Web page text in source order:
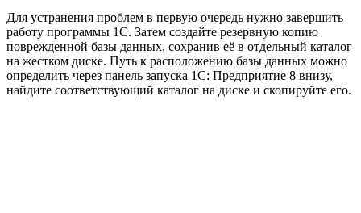
Для устранения проблем в первую очередь нужно завершить
работу программы 1С. Затем создайте резервную копию
поврежденной базы данных, сохранив её в отдельный каталог
на жестком диске. Путь к расположению базы данных можно
определить через панель запуска 1С: Предприятие 8 внизу,
найдите соответствующий каталог на диске и скопируйте его.